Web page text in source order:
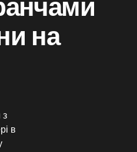
на
з
в